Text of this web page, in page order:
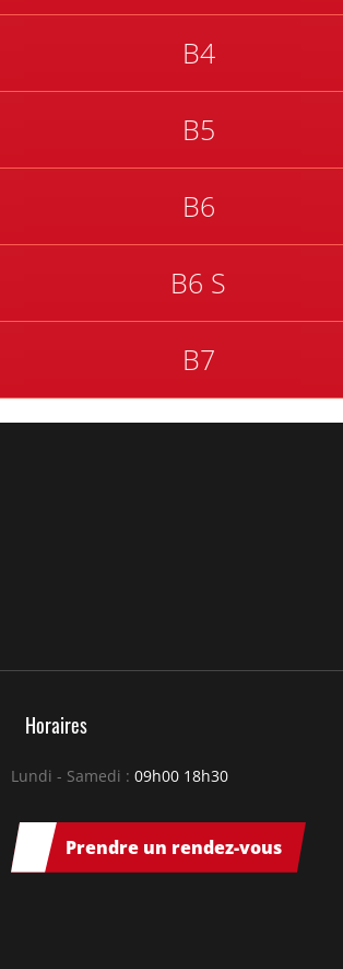
B4
B5
B6
B6 S
B7
Horaires
Lundi - Samedi : 09h00 18h30
Prendre un rendez-vous